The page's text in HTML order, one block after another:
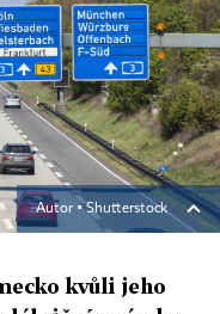
Autor ▪Shutterstock
kvůli jeho